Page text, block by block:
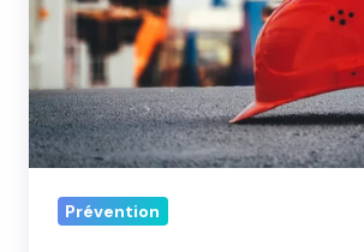
Fonds
pour
financer
vos
actions
prévention
Prévention